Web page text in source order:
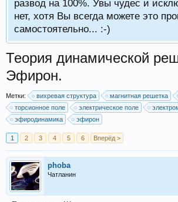
развод на 100%. Увы чудес и
нет, хотя Вы всегда можете это
самостоятельно... :-)
Теория динамической
Эфирон.
Метки: вихревая структура магнитная решетка
торсионное поле
электрическое поле
эфиродинамика
эфирон
1 2 3 4 5 6 Вперёд >
phoba
Чатланин